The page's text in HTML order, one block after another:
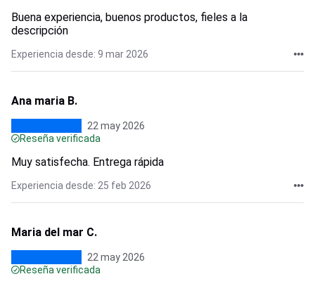
Buena experiencia, buenos productos, fieles a la
descripción
Experiencia desde: 9 mar 2026
Ana maria B.
22 may 2026
Reseña verificada
Muy satisfecha. Entrega rápida
Experiencia desde: 25 feb 2026
Maria del mar C.
22 may 2026
Reseña verificada